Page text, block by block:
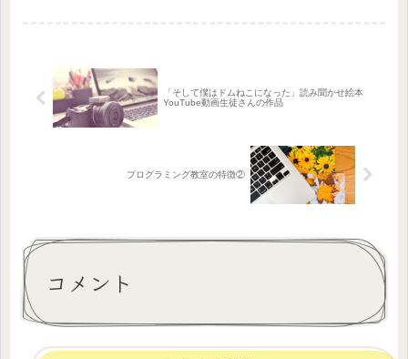
「そして僕はドムねこになった」読み聞かせ絵本
YouTube動画生徒さんの作品
プログラミング教室の特徴②
コメント